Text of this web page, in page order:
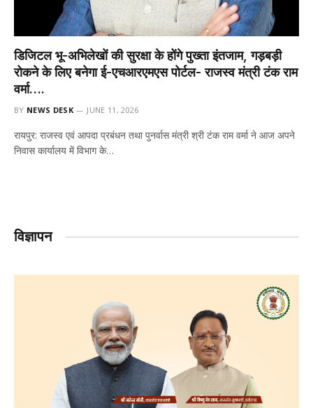
डिजिटल भू-अभिलेखों की सुरक्षा के होंगे पुख्ता इंतजाम, गड़बड़ी
रोकने के लिए बनेगा ई-एचआरएमएस पोर्टल- राजस्व मंत्री टंक राम
वर्मा….
BY NEWS DESK JUNE 11, 2026
रायपुर: राजस्व एवं आपदा प्रबंधन तथा पुनर्वास मंत्री श्री टंक राम वर्मा ने आज अपने
निवास कार्यालय में विभाग के…
विज्ञापन